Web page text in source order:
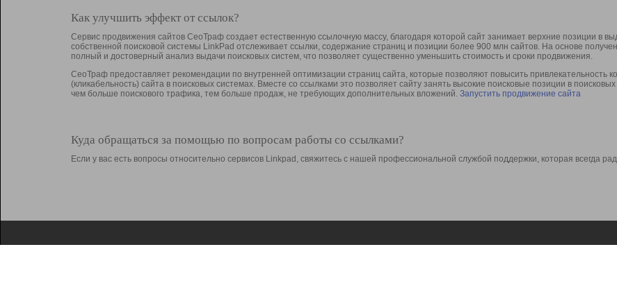
Как улучшить эффект от ссылок?
Сервис продвижения сайтов СеоТраф создает естественную ссылочную массу, благодаря которой сайт занимает верхние позиции в
собственной поисковой системы LinkPad отслеживает ссылки, содержание страниц и позиции более 900 млн сайтов. На основе
полный и достоверный анализ выдачи поисковых систем, что позволяет существенно уменьшить стоимость и сроки продвижения.
СеоТраф предоставляет рекомендации по внутренней оптимизации страниц сайта, которые позволяют повысить привлекательность
(кликабельность) сайта в поисковых системах. Вместе со ссылками это позволяет сайту занять высокие поисковые позиции в
чем больше поискового трафика, тем больше продаж, не требующих дополнительных вложений. Запустить продвижение сайта
Куда обращаться за помощью по вопросам работы со ссылками?
Если у вас есть вопросы относительно сервисов Linkpad, свяжитесь с нашей профессиональной службой поддержки, которая всегда